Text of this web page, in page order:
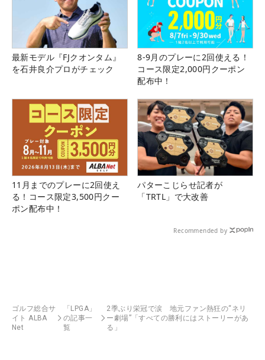
最新モデル『FJクオンタム』
を石井良介プロがチェック
8-9月のプレーに2回使える！
コース限定2,000円クーポン
配布中！
11月までのプレーに2回使え
る！コース限定3,500円クー
ポン配布中！
パターこじらせ記者が
「TRTL」で大改善
Recommended by
ゴルフ総合サ
イト ALBA
Net
「LPGA」
の記事一
覧
2季ぶり栄冠で涙 地元ファン熱狂の“ネリ
ー劇場”「すべての勝利にはストーリーがあ
る」